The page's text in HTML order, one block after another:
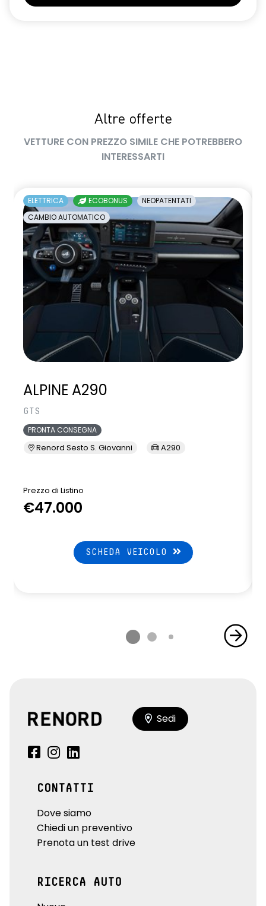
Volante multifunzionale
Altre offerte
VETTURE CON PREZZO SIMILE CHE POTREBBERO
INTERESSARTI
ELETTRICA ECOBONUS
NEOPATENTATI
CAMBIO AUTOMATICO
ALPINE A290
GTS
PRONTA CONSEGNA
Renord Sesto S. Giovanni A290
Prezzo di Listino
€47.000
SCHEDA VEICOLO
Sedi
CONTATTI
Dove siamo
Chiedi un preventivo
Prenota un test drive
RICERCA AUTO